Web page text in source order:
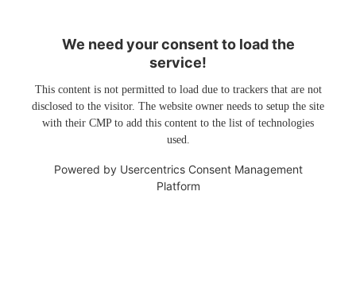
We need your consent to load the
service!
This content is not permitted to load due to trackers that are not
disclosed to the visitor. The website owner needs to setup the site
with their CMP to add this content to the list of technologies
used.
Powered by Usercentrics Consent Management
Platform